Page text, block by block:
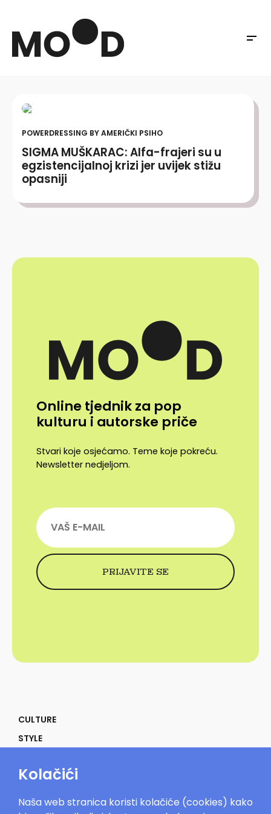
POWERDRESSING BY AMERIČKI PSIHO
SIGMA MUŠKARAC: Alfa-frajeri su u
egzistencijalnoj krizi jer uvijek stižu
opasniji
Online tjednik za pop
kulturu i autorske priče
Stvari koje osjećamo. Teme koje pokreću.
Newsletter nedjeljom.
CULTURE
STYLE
POWER
Kolačići
Naša web stranica koristi kolačiće (cookies) kako